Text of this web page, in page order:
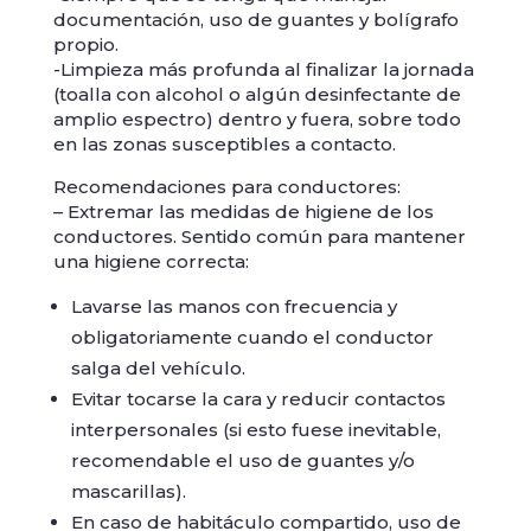
documentación, uso de guantes y bolígrafo
propio.
-Limpieza más profunda al finalizar la jornada
(toalla con alcohol o algún desinfectante de
amplio espectro) dentro y fuera, sobre todo
en las zonas susceptibles a contacto.
Recomendaciones para conductores:
– Extremar las medidas de higiene de los
conductores. Sentido común para mantener
una higiene correcta:
Lavarse las manos con frecuencia y
obligatoriamente cuando el conductor
salga del vehículo.
Evitar tocarse la cara y reducir contactos
interpersonales (si esto fuese inevitable,
recomendable el uso de guantes y/o
mascarillas).
En caso de habitáculo compartido, uso de